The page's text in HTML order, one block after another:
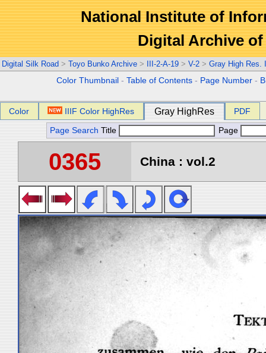
National Institute of
Digital Archive
Digital Silk Road > Toyo Bunko Archive > III-2-A-19 > V-2 > Gray High Res.
Color Thumbnail -Table of Contents - Page Number -
Color IIIF Color HighRes Gray HighRes PDF
Page Search Title Page
0365 China : vol.2